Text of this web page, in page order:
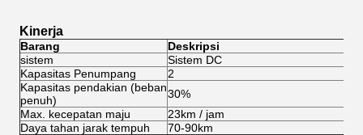
Kinerja
Barang
Deskripsi
sistem
Sistem DC
Kapasitas Penumpang
2
Kapasitas pendakian (beban
penuh)
30%
Max. kecepatan maju
23km / jam
Daya tahan jarak tempuh
70-90km